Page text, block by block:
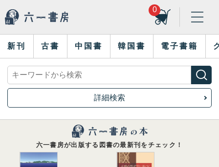
0
新刊 古書 中国書 韓国書 電子書籍
詳細検索
六一書房が出版する図書の最新刊をチェック！